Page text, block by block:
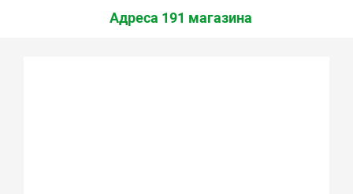
Адреса 191 магазина